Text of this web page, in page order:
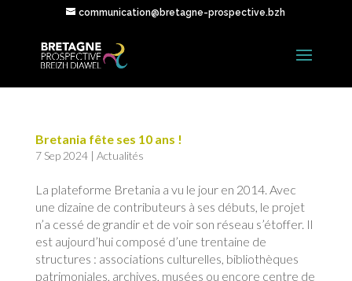
communication@bretagne-prospective.bzh
Bretania fête ses 10 ans !
7 Sep 2024| Actualités
La plateforme Bretania a vu le jour en 2014. Avec
une dizaine de contributeurs à ses débuts, le projet
n’a cessé de grandir et de voir son réseau s’étoffer. Il
est aujourd’hui composé d’une trentaine de
structures : associations culturelles, bibliothèques
patrimoniales, archives, musées ou encore centre de